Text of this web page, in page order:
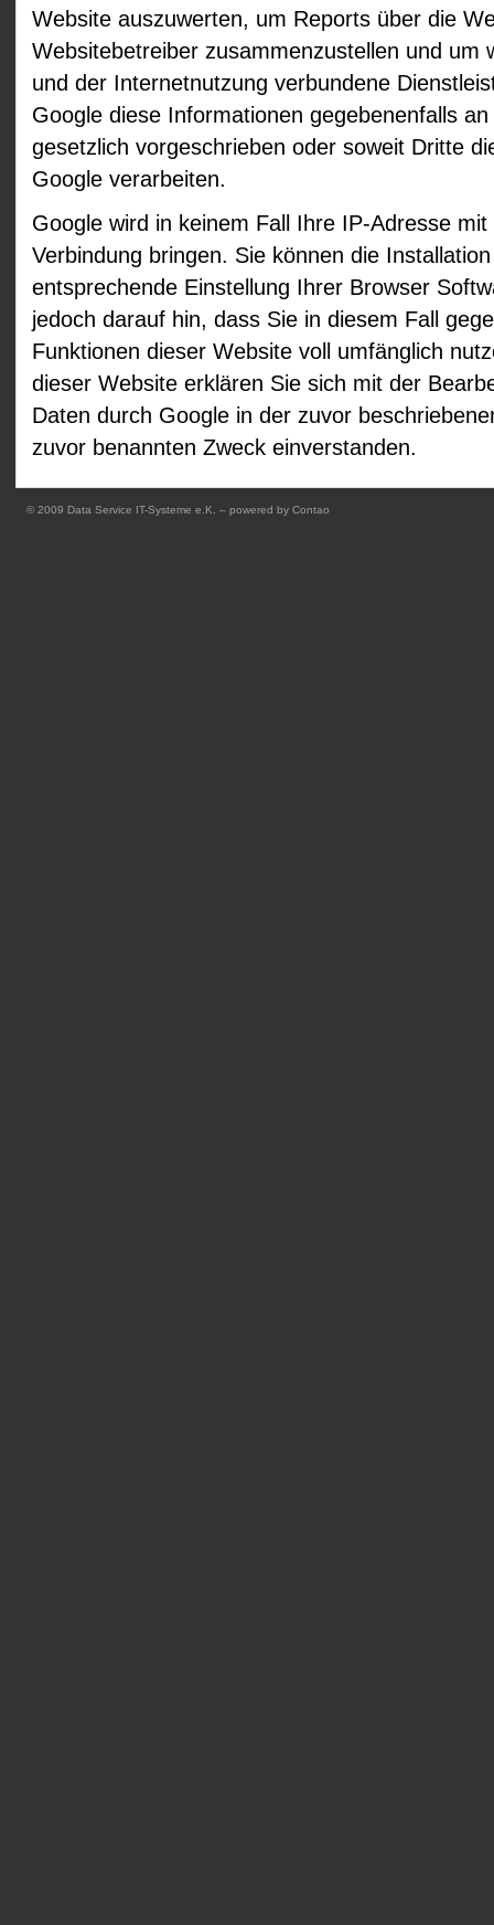
Website auszuwerten, um Reports über die
Websitebetreiber zusammenzustellen und um
und der Internetnutzung verbundene
Google diese Informationen gegebenenfalls
gesetzlich vorgeschrieben oder soweit Dritte
Google verarbeiten.
Google wird in keinem Fall Ihre IP-Adresse
Verbindung bringen. Sie können die
entsprechende Einstellung Ihrer Browser
jedoch darauf hin, dass Sie in diesem Fall
Funktionen dieser Website voll umfänglich
dieser Website erklären Sie sich mit der
Daten durch Google in der zuvor
zuvor benannten Zweck einverstanden.
© 2009 Data Service IT-Systeme e.K. – powered by Contao